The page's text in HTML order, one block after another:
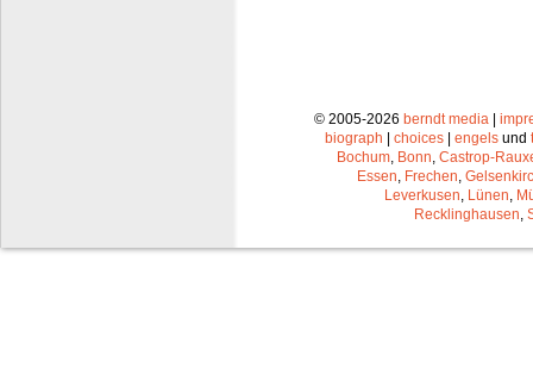
© 2005-2026 berndt media |
biograph | choices | engels und
Bochum Bonn Castrop-
Essen Frechen
Leverkusen Lünen
Recklinghausen